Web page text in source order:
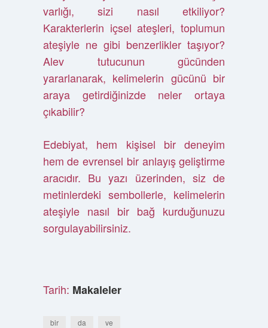
varlığı, sizi nasıl etkiliyor?
Karakterlerin içsel ateşleri, toplumun
ateşiyle ne gibi benzerlikler taşıyor?
Alev tutucunun gücünden
yararlanarak, kelimelerin gücünü bir
araya getirdiğinizde neler ortaya
çıkabilir?
Edebiyat, hem kişisel bir deneyim
hem de evrensel bir anlayış geliştirme
aracıdır. Bu yazı üzerinden, siz de
metinlerdeki sembollerle, kelimelerin
ateşiyle nasıl bir bağ kurduğunuzu
sorgulayabilirsiniz.
Tarih: Makaleler
bir da ve